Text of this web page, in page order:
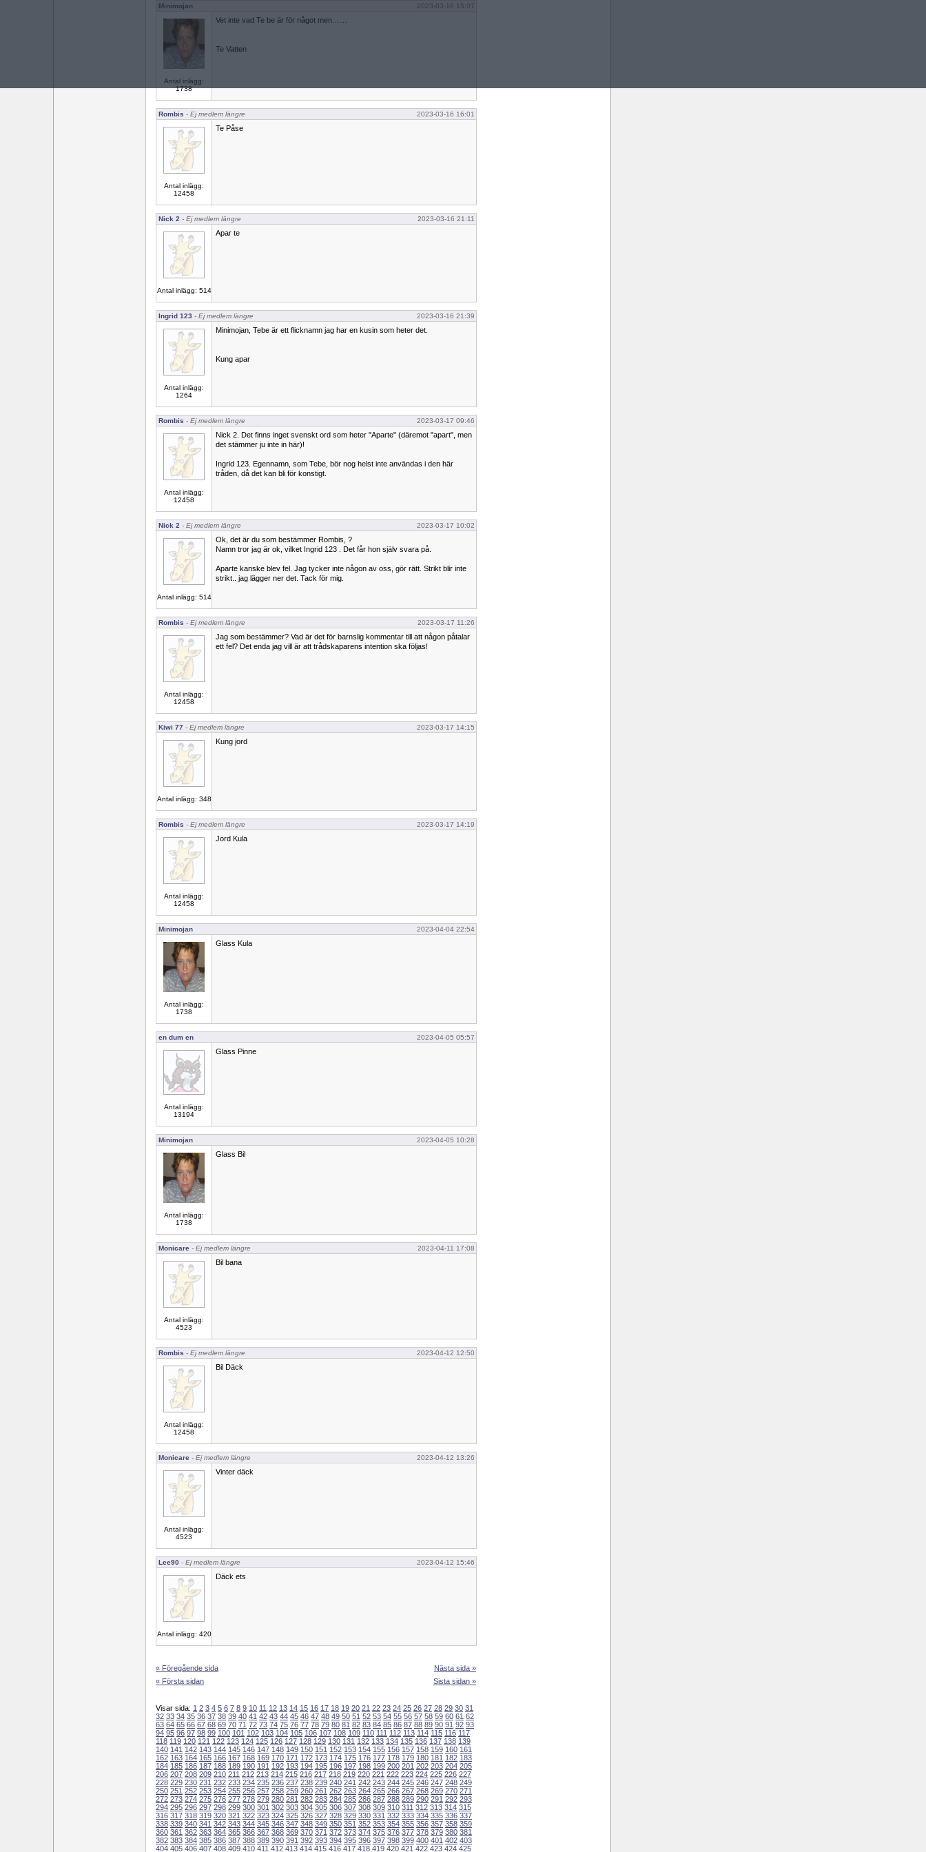
Minimojan 2023-03-16 15:07
Antal inlägg:
1738
Vet inte vad Te be är för något men……
Te Vatten
Rombis - Ej medlem längre 2023-03-16 16:01
Antal inlägg:
12458
Te Påse
Nick 2 - Ej medlem längre 2023-03-16 21:11
Antal inlägg: 514
Apar te
Ingrid 123 - Ej medlem längre 2023-03-16 21:39
Antal inlägg:
1264
Minimojan, Tebe är ett flicknamn jag har en kusin som heter det.
Kung apar
Rombis - Ej medlem längre 2023-03-17 09:46
Antal inlägg:
12458
Nick 2. Det finns inget svenskt ord som heter "Aparte" (däremot "apart", men
det stämmer ju inte in här)!
Ingrid 123. Egennamn, som Tebe, bör nog helst inte användas i den här
tråden, då det kan bli för konstigt.
Nick 2 - Ej medlem längre 2023-03-17 10:02
Antal inlägg: 514
Ok, det är du som bestämmer Rombis, ?
Namn tror jag är ok, vilket Ingrid 123 . Det får hon själv svara på.
Aparte kanske blev fel. Jag tycker inte någon av oss, gör rätt. Strikt blir inte
strikt.. jag lägger ner det. Tack för mig.
Rombis - Ej medlem längre 2023-03-17 11:26
Antal inlägg:
12458
Jag som bestämmer? Vad är det för barnslig kommentar till att någon påtalar
ett fel? Det enda jag vill är att trådskaparens intention ska följas!
Kiwi 77 - Ej medlem längre 2023-03-17 14:15
Antal inlägg: 348
Kung jord
Rombis - Ej medlem längre 2023-03-17 14:19
Antal inlägg:
12458
Jord Kula
Minimojan 2023-04-04 22:54
Antal inlägg:
1738
Glass Kula
en dum en 2023-04-05 05:57
Antal inlägg:
13194
Glass Pinne
Minimojan 2023-04-05 10:28
Antal inlägg:
1738
Glass Bil
Monicare - Ej medlem längre 2023-04-11 17:08
Antal inlägg:
4523
Bil bana
Rombis - Ej medlem längre 2023-04-12 12:50
Antal inlägg:
12458
Bil Däck
Monicare - Ej medlem längre 2023-04-12 13:26
Antal inlägg:
4523
Vinter däck
Lee90 - Ej medlem längre 2023-04-12 15:46
Antal inlägg: 420
Däck ets
« Föregående sida
« Första sidan
Nästa sida »
Sista sidan »
Visar sida: 1 2 3 4 5 6 7 8 9 10 11 12 13 14 15 16 17 18 19 20 21 22 23 24 25 26 27 28 29 30 31
32 33 34 35 36 37 38 39 40 41 42 43 44 45 46 47 48 49 50 51 52 53 54 55 56 57 58 59 60 61 62
63 64 65 66 67 68 69 70 71 72 73 74 75 76 77 78 79 80 81 82 83 84 85 86 87 88 89 90 91 92 93
94 95 96 97 98 99 100 101 102 103 104 105 106 107 108 109 110 111 112 113 114 115 116 117
118 119 120 121 122 123 124 125 126 127 128 129 130 131 132 133 134 135 136 137 138 139
140 141 142 143 144 145 146 147 148 149 150 151 152 153 154 155 156 157 158 159 160 161
162 163 164 165 166 167 168 169 170 171 172 173 174 175 176 177 178 179 180 181 182 183
184 185 186 187 188 189 190 191 192 193 194 195 196 197 198 199 200 201 202 203 204 205
206 207 208 209 210 211 212 213 214 215 216 217 218 219 220 221 222 223 224 225 226 227
228 229 230 231 232 233 234 235 236 237 238 239 240 241 242 243 244 245 246 247 248 249
250 251 252 253 254 255 256 257 258 259 260 261 262 263 264 265 266 267 268 269 270 271
272 273 274 275 276 277 278 279 280 281 282 283 284 285 286 287 288 289 290 291 292 293
294 295 296 297 298 299 300 301 302 303 304 305 306 307 308 309 310 311 312 313 314 315
316 317 318 319 320 321 322 323 324 325 326 327 328 329 330 331 332 333 334 335 336 337
338 339 340 341 342 343 344 345 346 347 348 349 350 351 352 353 354 355 356 357 358 359
360 361 362 363 364 365 366 367 368 369 370 371 372 373 374 375 376 377 378 379 380 381
382 383 384 385 386 387 388 389 390 391 392 393 394 395 396 397 398 399 400 401 402 403
404 405 406 407 408 409 410 411 412 413 414 415 416 417 418 419 420 421 422 423 424 425